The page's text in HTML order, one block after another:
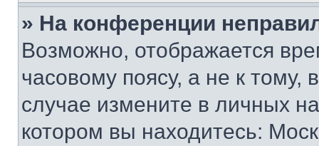
» На конференции
Возможно, отображается
часовому поясу, а не к тому,
случае измените в личных
котором вы находитесь: